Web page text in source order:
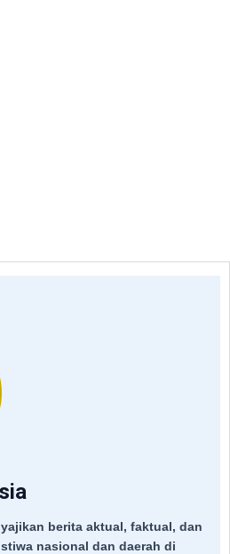
berita aktual, faktual, dan
nasional dan daerah di